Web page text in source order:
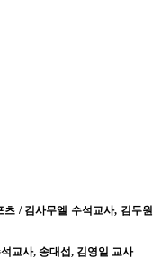
츠 / 김사무엘 수석교사, 김두원
교사, 송대섭, 김영일 교사